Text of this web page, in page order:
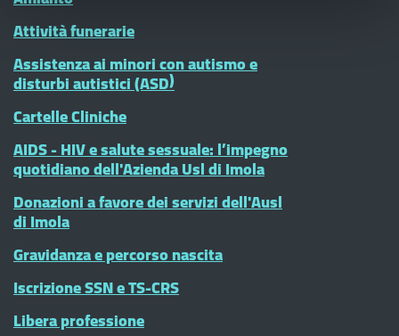
Attività funerarie
Assistenza ai minori con autismo e
disturbi autistici (ASD)
Cartelle Cliniche
AIDS - HIV e salute sessuale: l’impegno
quotidiano dell'Azienda Usl di Imola
Donazioni a favore dei servizi dell'Ausl
di Imola
Gravidanza e percorso nascita
Iscrizione SSN e TS-CRS
Libera professione